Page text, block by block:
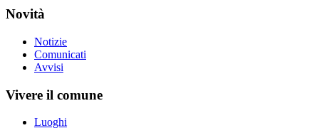
Novità
Notizie
Comunicati
Avvisi
Vivere il comune
Luoghi